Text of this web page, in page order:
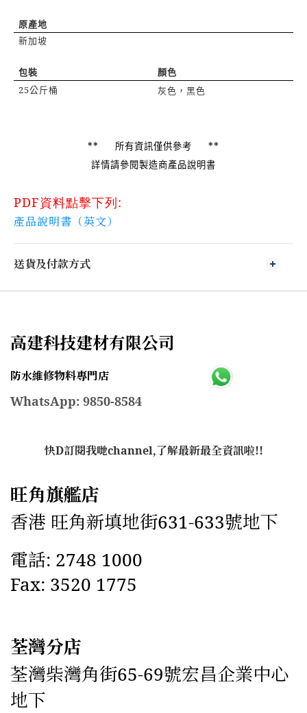
原產地
新加坡
包裝 顏色
25公斤桶 灰色，黑色
** 所有資訊僅供參考 **
詳情請參閱製造商產品說明書
PDF資料點擊下列:
產品說明書（英文）
送貨及付款方式
高建科技建材有限公司
防水維修物料專門店
WhatsApp: 9850-8584
快D訂閱我哋channel,了解最新最全資訊啦!!
旺角旗艦店
香港 旺角新填地街631-633號地下
電話: 2748 1000
Fax: 3520 1775
荃灣分店
荃灣柴灣角街65-69號宏昌企業中心
地下